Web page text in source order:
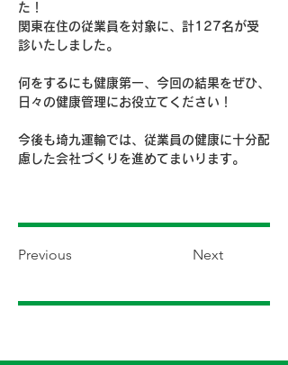
た！
関東在住の従業員を対象に、計127名が受
診いたしました。
何をするにも健康第一、今回の結果をぜひ、
日々の健康管理にお役立てください！
今後も埼九運輸では、従業員の健康に十分配
慮した会社づくりを進めてまいります。
Previous Next